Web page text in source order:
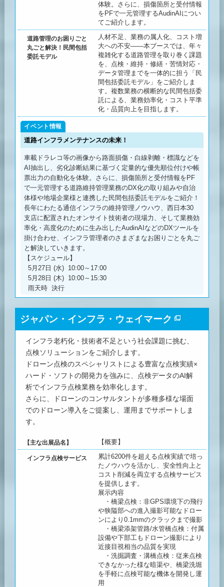
体験。さらに、損傷箇所と受付情報
をPFで一元管理するAudinAIについ
てご紹介します。
道路管理のお困りごと
丸ごと解決！民間包括
委託モデル
人材不足、業務の属人化、コスト増
大への不安——本ブースでは、年々
複雑化する道路管理を取り巻く課題
を、点検・維持・修繕・苦情対応・
データ管理までを一体的に担う「民
間包括委託モデル」をご紹介しま
す。複数業務の横断的な民間包括委
託による、業務効率化・コスト平準
化・品質向上を目指します。
道路インフラメンテナンスの未来！
車載ドラレコ等の画像から路面損傷・白線剥離・標識などを
AI抽出し、劣化診断結果に基づく定量的な優先順位付けや帳
票出力の自動化を体験。さらに、損傷箇所と受付情報をPF
で一元管理する道路維持管理業務のDX化の取り組みや自治
体様や地場企業様と連携した民間包括委託モデルをご紹介！
長年にわたる通信インフラの維持管理ノウハウ、西日本30
支店に配置されたオンサイト技術者の現場力、そして業務効
率化・高度化のために生み出したAudinAIなどのDXツールを
掛け合わせ、インフラ管理者のさまざまなお困りごとを丸ご
と解決していきます。
【スケジュール】
5月27日 (水) 10:00～17:00
5月28日 (木) 10:00～15:30
雨天時 決行
ジャパン・インフラ・ウェイマーク
インフラ老朽化・技術者不足という社会課題に挑む、
点検ソリューションをご紹介します。
ドローン点検のスペシャリストによる豊富な点検実績×
ハード・ソフトの開発力を強みに、点検データのAI解
析でインフラ点検業務を効率化します。
さらに、ドローンのコンサルタントが多種多様な場面
でのドローン導入をご提案し、運用までサポートしま
す。
【主な出展品名】 【概要】
インフラ点検サービス
累計6200件を超える点検実績で培っ
たノウハウを活かし、安全性向上と
コスト削減を両立する点検サービス
を提供します。
展示内容
・橋梁点検：非GPS環境下の飛行
や狭隘部への進入撮影可能なドロー
ンにより0.1mmのクラックまで撮影
・橋梁添架管路/水管橋点検：付属
設備や下部工もドローン撮影により
近接目視相当の品質を実現
・洗掘調査・溝橋点検：従来点検
できなかった様な暗渠や、橋梁洗堀
を手軽に点検可能な機体を開発し運
用